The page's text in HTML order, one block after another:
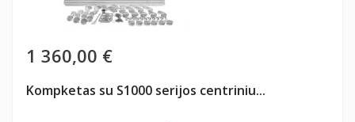
1 360,00 €
Kompketas su S1000 serijos centriniu...